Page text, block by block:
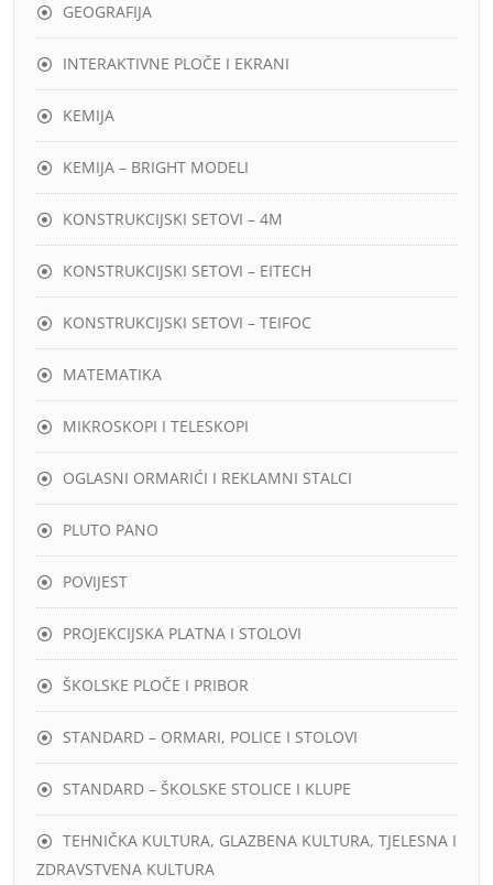
GEOGRAFIJA
INTERAKTIVNE PLOČE I EKRANI
KEMIJA
KEMIJA – BRIGHT MODELI
KONSTRUKCIJSKI SETOVI – 4M
KONSTRUKCIJSKI SETOVI – EITECH
KONSTRUKCIJSKI SETOVI – TEIFOC
MATEMATIKA
MIKROSKOPI I TELESKOPI
OGLASNI ORMARIĆI I REKLAMNI STALCI
PLUTO PANO
POVIJEST
PROJEKCIJSKA PLATNA I STOLOVI
ŠKOLSKE PLOČE I PRIBOR
STANDARD – ORMARI, POLICE I STOLOVI
STANDARD – ŠKOLSKE STOLICE I KLUPE
TEHNIČKA KULTURA, GLAZBENA KULTURA, TJELESNA I
ZDRAVSTVENA KULTURA